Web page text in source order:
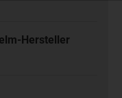
Hersteller